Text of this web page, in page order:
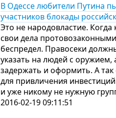
В Одессе любители Путина
участников блокады
Это не народовластие.
свои дела
беспредел. Правосеки
указать на людей с
задержать и оформить. А
для привличения
и уже никому не нужную
2016-02-19 09:11:51